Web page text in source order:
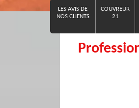
LES AVIS DE
NOS CLIENTS
COUVREUR
21